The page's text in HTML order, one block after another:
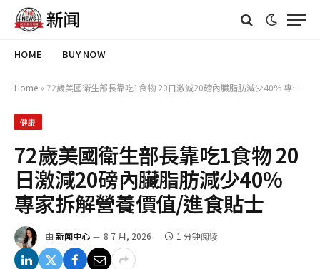
HOME BUY NOW
Home » 72歲美國衛生部長靠吃1食物 20日激減20磅內臟脂肪減少40% 專家拆解營養價值/進食貼士
健康
72歲美國衛生部長靠吃1食物 20
日激減20磅內臟脂肪減少40%
專家拆解營養價值/進食貼士
由 新闻中心 8 7 月, 2026 1 分钟阅读